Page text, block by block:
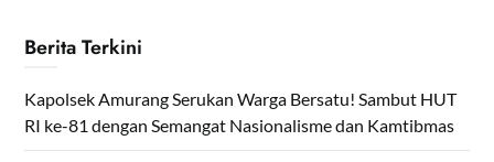
Berita Terkini
Kapolsek Amurang Serukan Warga Bersatu! Sambut HUT
RI ke-81 dengan Semangat Nasionalisme dan Kamtibmas